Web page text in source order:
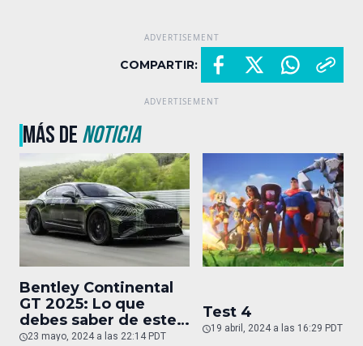
COMPARTIR:
MÁS DENOTICIA
Bentley Continental
GT 2025: Lo que
debes saber de este
auto de superlujo
23 mayo, 2024 a las 22:14 PDT
Test 4
19 abril, 2024 a las 16:29 PDT